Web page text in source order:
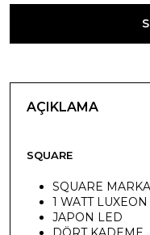
AÇIKLAMA
SQUARE
SQUARE MARKA
1 WATT
JAPON LED